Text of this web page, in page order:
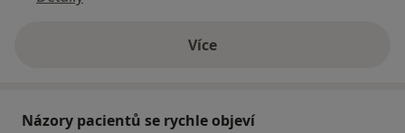
Víceo adrese
Názory pacientů se rychle objeví